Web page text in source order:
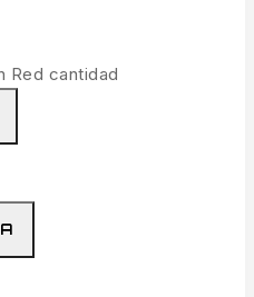
Red cantidad